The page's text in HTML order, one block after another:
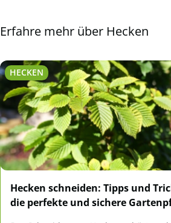
Erfahre mehr über Hecken
HECKEN
Hecken schneiden: Tipps und
die perfekte und sichere